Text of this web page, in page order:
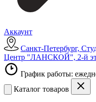
Аккаунт
Санкт-Петербург,
Центр "ЛАНСКОЙ", 2-й
График работы:
Каталог товаров